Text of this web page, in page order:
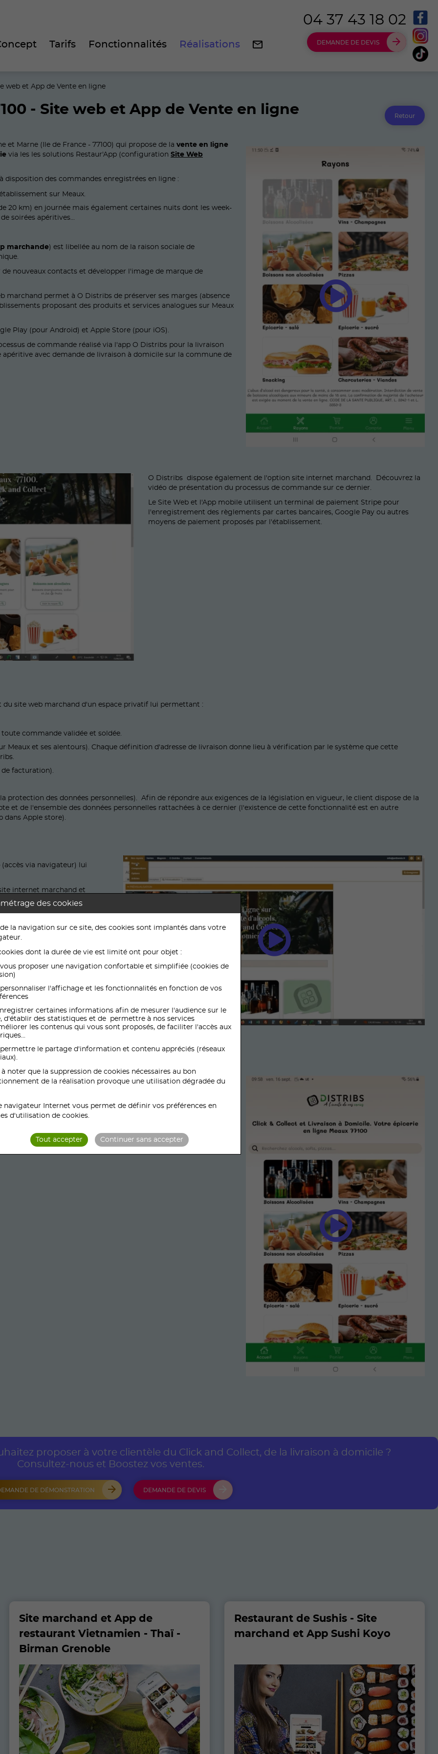
04 37 43 18 02
DEMANDE DE DEVIS
Tarifs Fonctionnalités Réalisations
web et App de Vente en ligne
- Site web et App de Vente en ligne Retour
et Marne (Ile de France - 77100) qui propose de la vente en ligne
via les les solutions Restaur'App (configuration Site Web
disposition des commandes enregistrées en ligne :
sur Meaux.
20 km) en journée mais également certaines nuits dont les week-
soirées apéritives...
marchande) est libellée au nom de la raison sociale de
nouveaux contacts et développer l'image de marque de
marchand permet à O Distribs de préserver ses marges (absence
proposant des produits et services analogues sur Meaux
Play (pour Android) et Apple Store (pour iOS).
de commande réalisé via l'app O Distribs pour la livraison
avec demande de livraison à domicile sur la commune de
O Distribs dispose également de l'option site internet marchand. Découvrez la
vidéo de présentation du processus de commande sur ce dernier.
Le Site Web et l'App mobile utilisent un terminal de paiement Stripe pour
l'enregistrement des règlements par cartes bancaires, Google Pay ou autres
moyens de paiement proposés par l'établissement.
site web marchand d'un espace privatif lui permettant :
commande validée et soldée.
Meaux et ses alentours). Chaque définition d'adresse de livraison donne lieu à vérification par le système que cette
facturation).
protection des données personnelles). Afin de répondre aux exigences de la législation en vigueur, le client dispose de la
et de l'ensemble des données personnelles rattachées à ce dernier (l'existence de cette fonctionnalité est en autre
dans Apple store).
via navigateur) lui
internet marchand et
à domicile" et de
horaires proposés à la
statut de chacune afin de
de sa commande (prête,
de suivi des commandes lui permettant :
leur détails, de suivre le déroulement de traitement des
du client (rubrique commandes en direct).
les commandes, de modifier leur statut et notifier le client
proposer à votre clientèle du Click and Collect, de la livraison à domicile ?
Consultez-nous et Boostez vos ventes.
DE DÉMONSTRATION DEMANDE DE DEVIS
Site marchand et App de
restaurant Vietnamien - Thaï -
Birman Grenoble
Restaurant de Sushis - Site
marchand et App Sushi Koyo
des cookies
de la navigation sur ce site, des cookies sont implantés dans votre
dont la durée de vie est limité ont pour objet :
vous proposer une navigation confortable et simplifiée (cookies de
personnaliser l'affichage et les fonctionnalités en fonction de vos
certaines informations afin de mesurer l'audience sur le
d'établir des statistiques et de permettre à nos services
les contenus qui vous sont proposés, de faciliter l'accès aux
permettre le partage d'information et contenu appréciés (réseaux
à noter que la suppression de cookies nécessaires au bon
de la réalisation provoque une utilisation dégradée du
navigateur Internet vous permet de définir vos préférences en
d'utilisation de cookies.
Tout accepter Continuer sans accepter